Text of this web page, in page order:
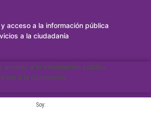
acceso a la información pública
a la ciudadanía
acceso a la información pública
a la ciudadanía
Soy: